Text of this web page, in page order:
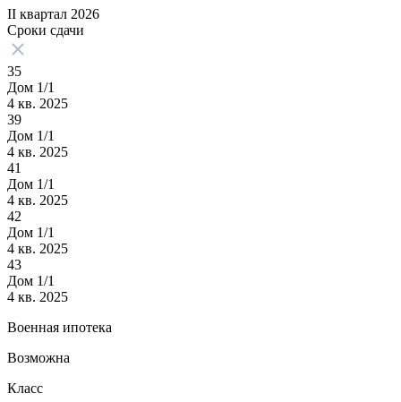
II квартал 2026
Сроки сдачи
35
Дом 1/1
4 кв. 2025
39
Дом 1/1
4 кв. 2025
41
Дом 1/1
4 кв. 2025
42
Дом 1/1
4 кв. 2025
43
Дом 1/1
4 кв. 2025
Военная ипотека
Возможна
Класс